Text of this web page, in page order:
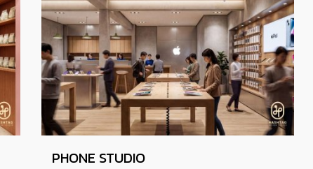
PHONE STUDIO